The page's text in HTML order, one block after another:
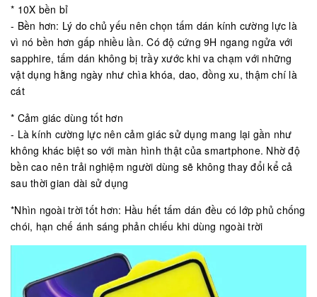
* 10X bền bỉ
- Bền hơn: Lý do chủ yếu nên chọn tấm dán kính cường lực là
vì nó bền hơn gấp nhiều lần. Có độ cứng 9H ngang ngửa với
sapphire, tấm dán không bị trầy xước khi va chạm với những
vật dụng hằng ngày như chìa khóa, dao, đồng xu, thậm chí là
cát
* Cảm giác dùng tốt hơn
- Là kính cường lực nên cảm giác sử dụng mang lại gần như
không khác biệt so với màn hình thật của smartphone. Nhờ độ
bền cao nên trải nghiệm người dùng sẽ không thay đổi kể cả
sau thời gian dài sử dụng
*Nhìn ngoài trời tốt hơn: Hầu hết tấm dán đều có lớp phủ chống
chói, hạn chế ánh sáng phản chiếu khi dùng ngoài trời